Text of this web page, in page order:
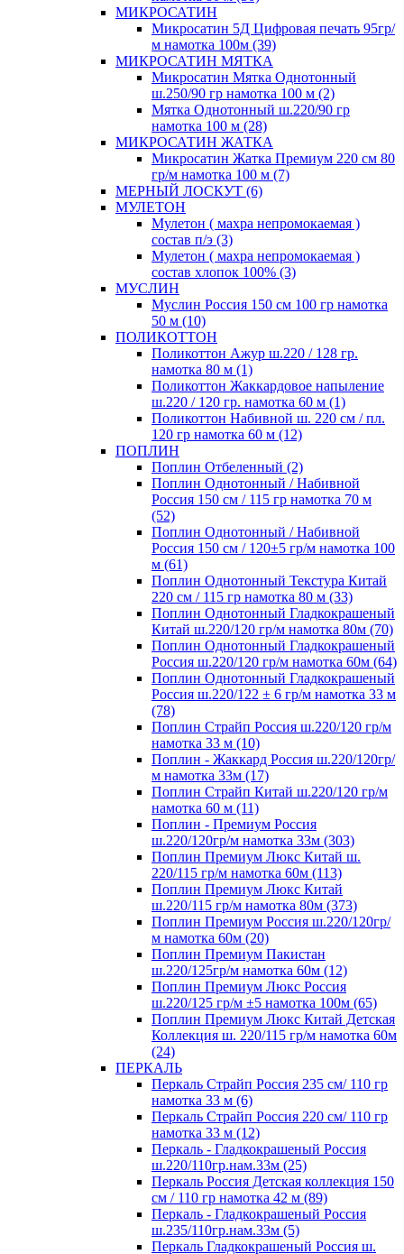
МИКРОСАТИН
Микросатин 5Д Цифровая печать 95гр/
м намотка 100м (39)
МИКРОСАТИН МЯТКА
Микросатин Мятка Однотонный
ш.250/90 гр намотка 100 м (2)
Мятка Однотонный ш.220/90 гр
намотка 100 м (28)
МИКРОСАТИН ЖАТКА
Микросатин Жатка Премиум 220 см 80
гр/м намотка 100 м (7)
МЕРНЫЙ ЛОСКУТ (6)
МУЛЕТОН
Мулетон ( махра непромокаемая )
состав п/э (3)
Мулетон ( махра непромокаемая )
состав хлопок 100% (3)
МУСЛИН
Муслин Россия 150 см 100 гр намотка
50 м (10)
ПОЛИКОТТОН
Поликоттон Ажур ш.220 / 128 гр.
намотка 80 м (1)
Поликоттон Жаккардовое напыление
ш.220 / 120 гр. намотка 60 м (1)
Поликоттон Набивной ш. 220 см / пл.
120 гр намотка 60 м (12)
ПОПЛИН
Поплин Отбеленный (2)
Поплин Однотонный / Набивной
Россия 150 см / 115 гр намотка 70 м
(52)
Поплин Однотонный / Набивной
Россия 150 см / 120±5 гр/м намотка 100
м (61)
Поплин Однотонный Текстура Китай
220 см / 115 гр намотка 80 м (33)
Поплин Однотонный Гладкокрашеный
Китай ш.220/120 гр/м намотка 80м (70)
Поплин Однотонный Гладкокрашеный
Россия ш.220/120 гр/м намотка 60м (64)
Поплин Однотонный Гладкокрашеный
Россия ш.220/122 ± 6 гр/м намотка 33 м
(78)
Поплин Страйп Россия ш.220/120 гр/м
намотка 33 м (10)
Поплин - Жаккард Россия ш.220/120гр/
м намотка 33м (17)
Поплин Страйп Китай ш.220/120 гр/м
намотка 60 м (11)
Поплин - Премиум Россия
ш.220/120гр/м намотка 33м (303)
Поплин Премиум Люкс Китай ш.
220/115 гр/м намотка 60м (113)
Поплин Премиум Люкс Китай
ш.220/115 гр/м намотка 80м (373)
Поплин Премиум Россия ш.220/120гр/
м намотка 60м (20)
Поплин Премиум Пакистан
ш.220/125гр/м намотка 60м (12)
Поплин Премиум Люкс Россия
ш.220/125 гр/м ±5 намотка 100м (65)
Поплин Премиум Люкс Китай Детская
Коллекция ш. 220/115 гр/м намотка 60м
(24)
ПЕРКАЛЬ
Перкаль Страйп Россия 235 см/ 110 гр
намотка 33 м (6)
Перкаль Страйп Россия 220 см/ 110 гр
намотка 33 м (12)
Перкаль - Гладкокрашеный Россия
ш.220/110гр.нам.33м (25)
Перкаль Россия Детская коллекция 150
см / 110 гр намотка 42 м (89)
Перкаль - Гладкокрашеный Россия
ш.235/110гр.нам.33м (5)
Перкаль Гладкокрашеный Россия ш.